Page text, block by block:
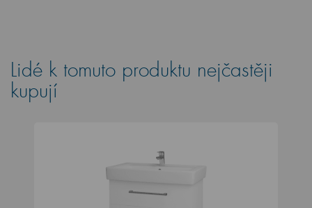
Lidé k tomuto produktu nejčastěji
kupují